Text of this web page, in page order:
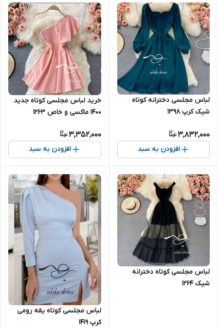
لباس مجلسی دخترانه کوتاه
شیک کرپ ۱۳۹۸
3,832,000
افزودن به سبد
خرید لباس مجلسی کوتاه جدید
۱۴۰۰ ماکسی و خاص ۱۲۶۳
3,352,000
افزودن به سبد
لباس مجلسی کوتاه دخترانه
شیک ۱۲۶۴
لباس مجلسی کوتاه یقه رومی
کرپ ۱۴۱۹